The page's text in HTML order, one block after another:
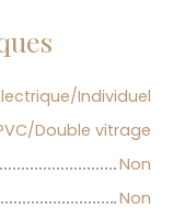
Individuel
Double vitrage
Non
Non